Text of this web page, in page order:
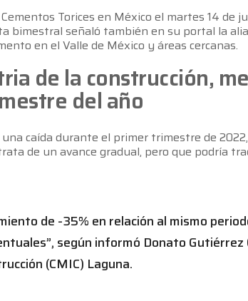
Torices en México el martes 14 de
bimestral señaló también en su portal la
en el Valle de México y áreas cercanas.
de la construcción,
del año
caída durante el primer trimestre de
de un avance gradual, pero que podría
de -35% en relación al mismo
según informó Donato
(CMIC) Laguna.